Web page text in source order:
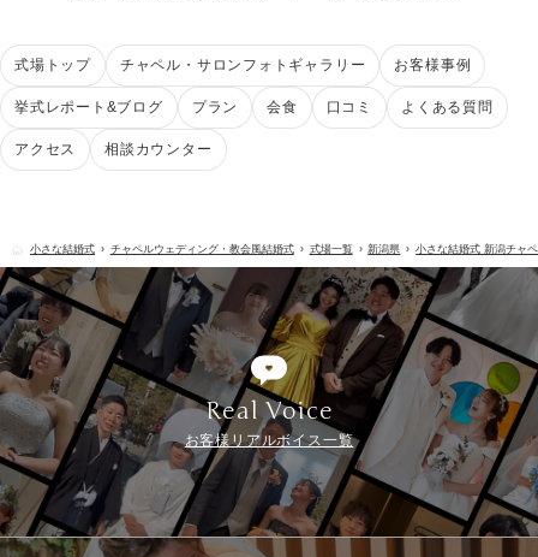
式場トップ チャペル・サロンフォトギャラリー お客様事例
挙式レポート&ブログ プラン 会食 口コミ よくある質問
アクセス 相談カウンター
小さな結婚式 チャペルウェディング・教会風結婚式 式場一覧 新潟県 小さな結婚式 新潟チャ
Real Voice
お客様リアルボイス一覧